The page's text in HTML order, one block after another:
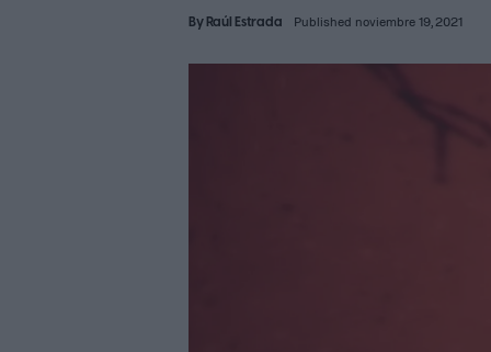
ByRaúl Estrada Published noviembre 19, 2021